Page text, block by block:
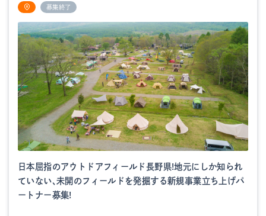
募集終了
日本屈指のアウトドアフィールド長野県!地元にしか知られ
ていない、未開のフィールドを発掘する新規事業立ち上げパ
ートナー募集!